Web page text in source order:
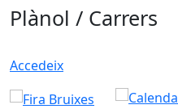
Plànol / Carrers
Accedeix